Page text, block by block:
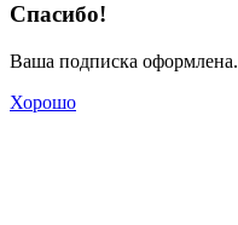
Спасибо!
Ваша подписка оформлена.
Хорошо